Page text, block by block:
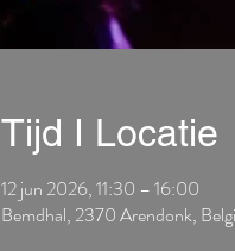
Tijd I Locatie
12 jun 2026, 11:30 – 16:00
Bemdhal, 2370 Arendonk,